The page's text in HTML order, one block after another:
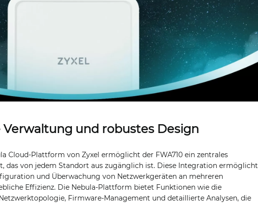
Verwaltung und robustes Design
Cloud-Plattform von Zyxel ermöglicht der FWA710 ein zentrales
das von jedem Standort aus zugänglich ist. Diese Integration ermöglicht
und Überwachung von Netzwerkgeräten an mehreren
Effizienz. Die Nebula-Plattform bietet Funktionen wie die
Firmware-Management und detaillierte Analysen, die